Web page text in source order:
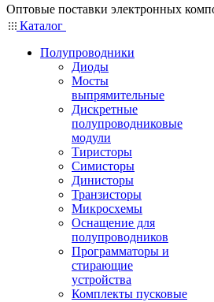
Оптовые поставки электронных
Каталог
Полупроводники
Диоды
Мосты
выпрямительные
Дискретные
полупроводниковые
модули
Тиристоры
Симисторы
Динисторы
Транзисторы
Микросхемы
Оснащение для
полупроводников
Программаторы и
стирающие
устройства
Комплекты пусковые